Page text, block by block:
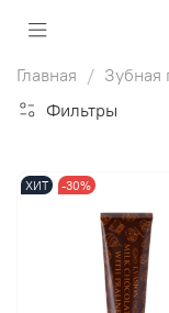
Главная Зубная
Фильтры
ХИТ -30%